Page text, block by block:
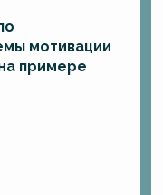
мотивации
примере